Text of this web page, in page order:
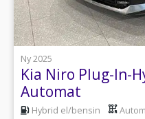
Ny 2025
Kia Niro Plug-In-
Automat
Hybrid el/bensin